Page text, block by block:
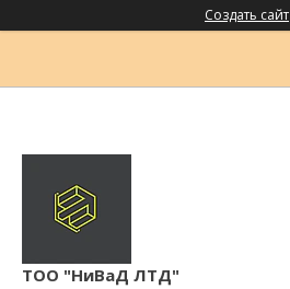
Создать сайт
ТОО "НиВаД ЛТД"